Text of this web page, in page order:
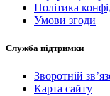
Політика
Умови згоди
Служба підтримки
Зворотній
Карта сайту